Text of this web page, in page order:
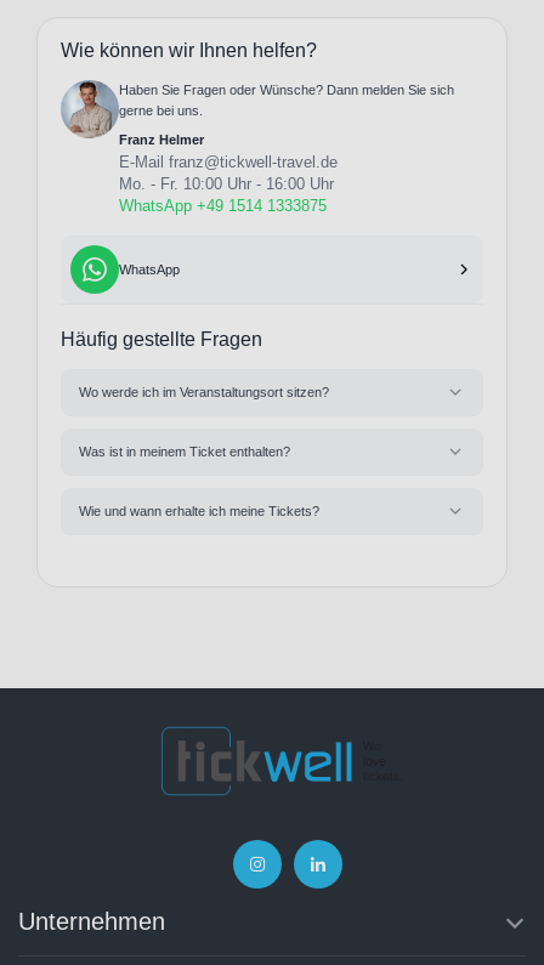
Wie können wir Ihnen helfen?
Haben Sie Fragen oder Wünsche? Dann melden Sie sich
gerne bei uns.
Franz Helmer
E-Mail franz@tickwell-travel.de
Mo. - Fr. 10:00 Uhr - 16:00 Uhr
WhatsApp +49 1514 1333875
WhatsApp
Häufig gestellte Fragen
Wo werde ich im Veranstaltungsort sitzen?
Was ist in meinem Ticket enthalten?
Wie und wann erhalte ich meine Tickets?
Unternehmen